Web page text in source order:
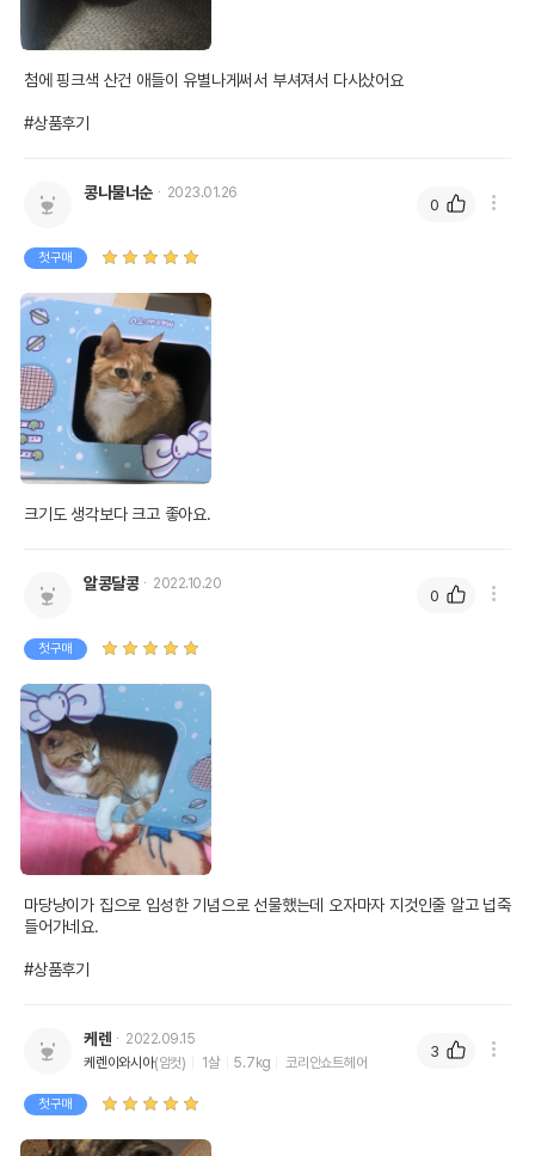
상품 필수 정보
품명 및 모델명
법에 의한 인증,허가 등을
경우 그에 대한 사항
제조자,수입품의 경우
AS책임자와 전화번호
또는 소비자상담 관련
전화번호
유통기한
첨에 핑크색 산건 애들이 유별나게써서 부셔져서 다시샀어요
#상품후기
콩나물너순 2023.01.26
첫구매
크기도 생각보다 크고 좋아요.
0
알콩달콩 2022.10.20
첫구매
마당냥이가 집으로 입성한 기념으로 선물했는데 오자마자 지것인줄 알고 넙죽
들어가네요.
#상품후기
0
케렌
2022.09.15
케렌이와시아(암컷) 1살 5.7kg 코리안쇼트헤어
첫구매
3